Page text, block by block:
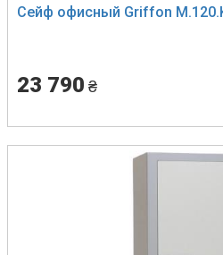
Сейф офисный Griffon
23 790 ₴